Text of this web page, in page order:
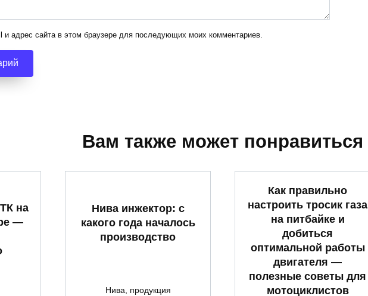
и адрес сайта в этом браузере для последующих моих комментариев.
Вам также может понравиться
на
—
Нива инжектор: с
какого года началось
производство
Нива, продукция
Как правильно
настроить тросик газа
на питбайке и
добиться
оптимальной работы
двигателя —
полезные советы для
мотоциклистов